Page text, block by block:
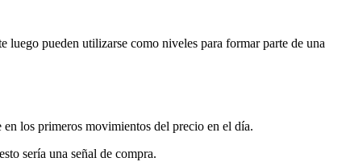
pueden utilizarse como niveles para formar parte de una
los primeros movimientos del precio en el día.
sería una señal de compra.